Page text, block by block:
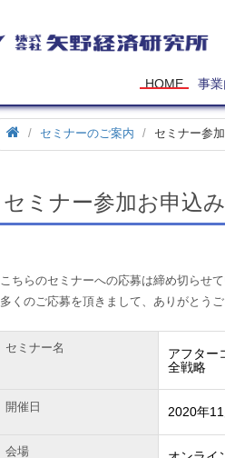
矢
野
研
究
所
HOME 事
ホ
ー
セミナーのご案内 セミナー参
セミナー参加お申込み
こちらのセミナーへの応募は締め切らせて
多くのご応募を頂きまして、ありがとうご
セミナー名
アフター
全戦略
開催日 2020年
会場